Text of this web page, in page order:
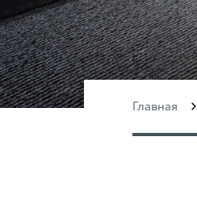
Главная